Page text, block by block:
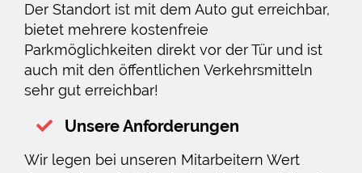
Der Standort ist mit dem Auto gut erreichbar,
bietet mehrere kostenfreie
Parkmöglichkeiten direkt vor der Tür und ist
auch mit den öffentlichen Verkehrsmitteln
sehr gut erreichbar!
Unsere Anforderungen
Wir legen bei unseren Mitarbeitern Wert